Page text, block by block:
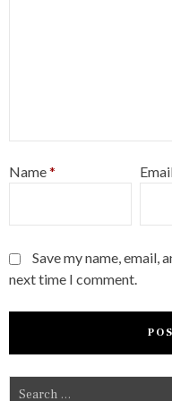
Name*
Save my name, email,
next time I comment.